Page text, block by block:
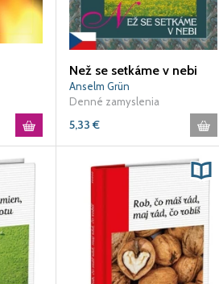
Než se setkáme v nebi
Anselm Grün
Denné zamyslenia
5,33 €